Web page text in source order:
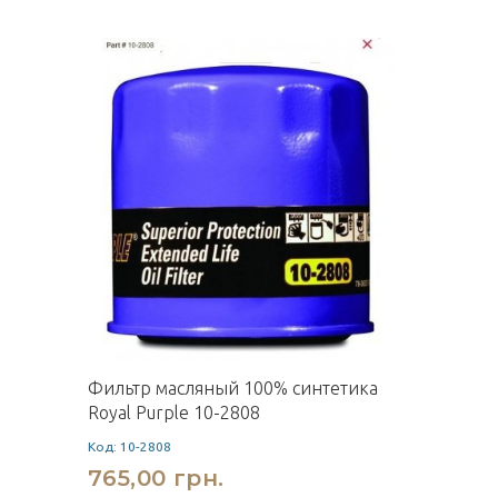
Фильтр масляный 100% синтетика
Royal Purple 10-2808
Код: 10-2808
765,00 грн.